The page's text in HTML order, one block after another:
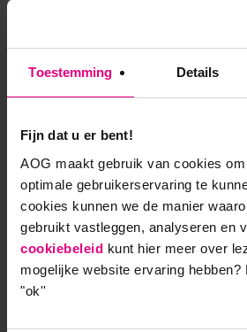
Toestemming Details
Fijn dat u er bent!
AOG maakt gebruik van cookies
optimale gebruikerservaring te
cookies kunnen we de manier
gebruikt vastleggen, analyseren en
cookiebeleid kunt hier meer over
mogelijke website ervaring hebben?
"ok''
Kerndocent
aanvaardt ambt van
Bestuurskunde
Nieuws
Op 23 juni jl. heeft Heinrich
van de leergang Publieke
Leiderschap , zijn ambt van
Bestuurskunde aan de
Groningen aanvaard. Zijn
verhoudingen die tussen